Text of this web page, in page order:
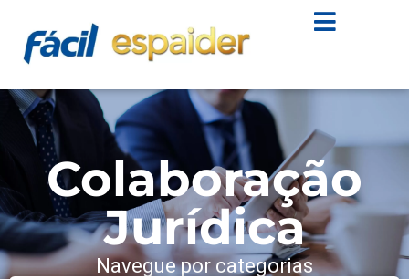
Colaboração
Jurídica
Navegue por categorias